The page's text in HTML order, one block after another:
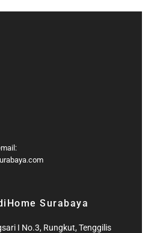
Surabaya
I No.3, Rungkut, Tenggilis